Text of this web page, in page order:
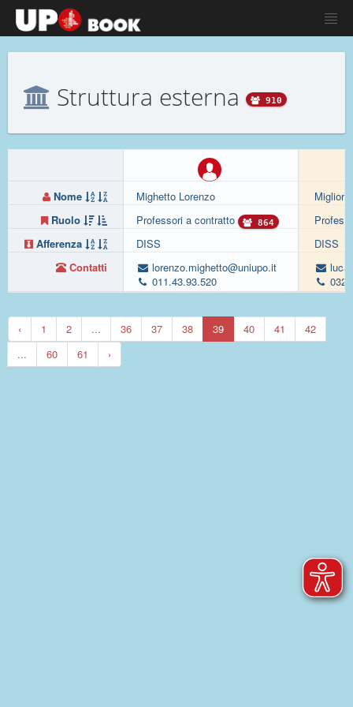
Struttura esterna 910
Nome
Ruolo
Afferenza
Contatti
Mighetto Lorenzo
Professori a contratto
864
DISS
lorenzo.mighetto@uniupo.it
011.43.93.520
DISS
‹ 1 2 ... 36 37 38 39 40 41
42
...
60 61 ›